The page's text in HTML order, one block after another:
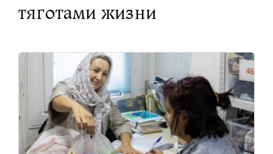
тяготами жизни